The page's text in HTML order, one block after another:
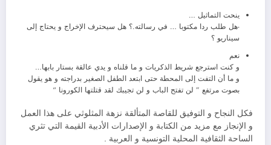
ينحت التماثيل …
-هل طلب ردا مكتوبا … في رسالته.؟ هل سيحترف الإخراج و يحتاج إلى
سيناريو ؟
نعم
و كنت استرجع شريط الذكريات و ما قلناه و يدي عالقة بستار بابها…
و ما أن التفت إلى المحطة حتى ابتعد الطفل الصغير بدراجته و هو يقول
بصوت مرتفع ” لن تفتح الباب و لن تجيبك لقد قتلتها الكورونا “
فكل النجاح و التوفيق للقاصة المتألقة نزهة المثلوثي على هذا العمل
و الإنجاز مع مزيد من الكتابة و الإصدارات الأدبية القيمة التي تثري
الساحة الثقافية المحلية التونسية و العربية .